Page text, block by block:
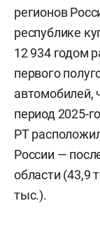
регионов
республике
12 934 годом
первого
автомобилей,
период 2025-
РТ
России —
области (43,9
тыс.).